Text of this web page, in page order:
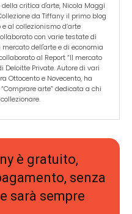
critica d'arte, Nicola Maggi
da Tiffany il primo blog
al collezionismo d’arte
con varie testate di
dell'arte e di economia
al Report “Il mercato
Deloitte Private. Autore di vari
Ottocento e Novecento, ha
arte” dedicata a chi
è gratuito,
senza
sarà sempre